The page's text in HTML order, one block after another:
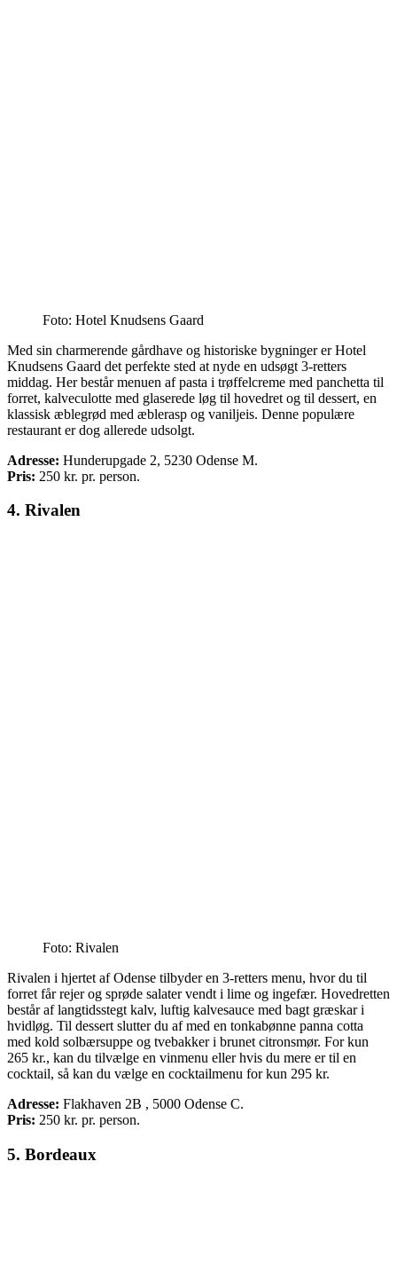
Foto: Hotel Knudsens Gaard
Med sin charmerende gårdhave og historiske bygninger er Hotel
Knudsens Gaard det perfekte sted at nyde en udsøgt 3-retters
middag. Her består menuen af pasta i trøffelcreme med panchetta til
forret, kalveculotte med glaserede løg til hovedret og til dessert, en
klassisk æblegrød med æblerasp og vaniljeis. Denne populære
restaurant er dog allerede udsolgt.
Adresse: Hunderupgade 2, 5230 Odense M.
Pris: 250 kr. pr. person.
4. Rivalen
Foto: Rivalen
Rivalen i hjertet af Odense tilbyder en 3-retters menu, hvor du til
forret får rejer og sprøde salater vendt i lime og ingefær. Hovedretten
består af langtidsstegt kalv, luftig kalvesauce med bagt græskar i
hvidløg. Til dessert slutter du af med en tonkabønne panna cotta
med kold solbærsuppe og tvebakker i brunet citronsmør. For kun
265 kr., kan du tilvælge en vinmenu eller hvis du mere er til en
cocktail, så kan du vælge en cocktailmenu for kun 295 kr.
Adresse: Flakhaven 2B , 5000 Odense C.
Pris: 250 kr. pr. person.
5. Bordeaux